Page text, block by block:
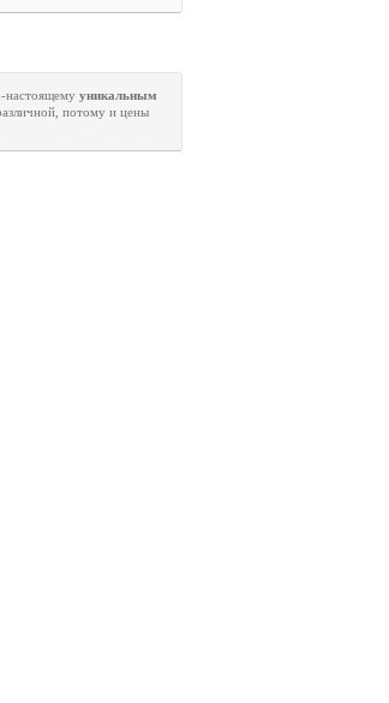
настоящему уникальным
потому и цены